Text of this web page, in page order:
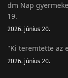
dm Nap
19.
2026. június 20.
"Ki teremtette az
2026. június 20.